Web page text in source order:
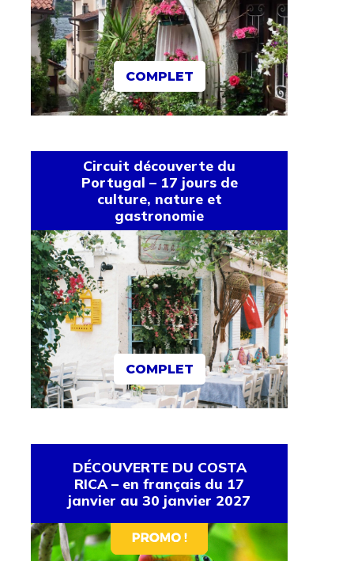
COMPLET
Circuit découverte du
Portugal – 17 jours de
culture, nature et
gastronomie
COMPLET
DÉCOUVERTE DU COSTA
RICA – en français du 17
janvier au 30 janvier 2027